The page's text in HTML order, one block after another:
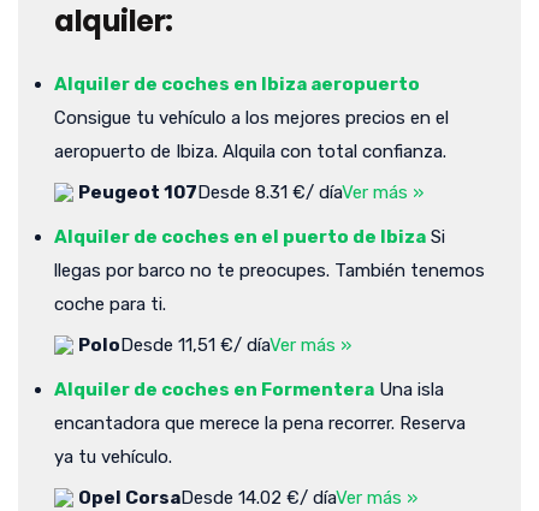
alquiler:
Alquiler de coches en Ibiza aeropuerto
Consigue tu vehículo a los mejores precios en el
aeropuerto de Ibiza. Alquila con total confianza.
Peugeot 107 Desde 8.31 €/ díaVer más »
Alquiler de coches en el puerto de Ibiza Si
llegas por barco no te preocupes. También tenemos
coche para ti.
Polo Desde 11,51 €/ díaVer más »
Alquiler de coches en Formentera Una isla
encantadora que merece la pena recorrer. Reserva
ya tu vehículo.
Opel CorsaDesde 14.02 €/ díaVer más »